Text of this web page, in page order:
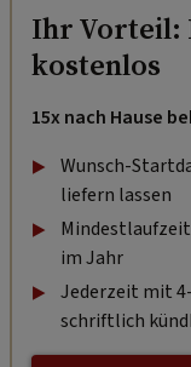
Ihr Vorteil:
kostenlos
15x nach Hause
Wunsch-
liefern lassen
im Jahr
Jederzeit mit
schriftlich